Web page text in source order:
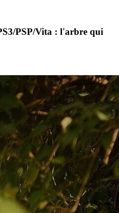
PSP/Vita : l'arbre qui